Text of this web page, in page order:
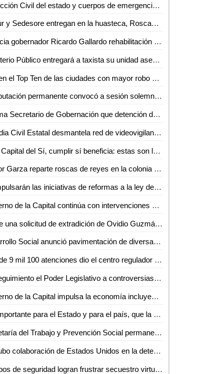
Protección Civil del estado y cuerpos de emergencia atienden accidente en la carretera 57
Sectur y Sedesore entregan en la huasteca, Roscas de Reyes enviadas por el gobernador
Anuncia gobernador Ricardo Gallardo rehabilitación de avenida seminario y encapsulamiento de canal de aguas negras
Ministerio Público entregará a taxista su unidad asegurada
SLP en el Top Ten de las ciudades con mayor robo de autos
La diputación permanente convocó a sesión solemne el próximo 12 de enero para conmemorar el centenario de la Universidad Autónoma de San Luis Potosí
Informa Secretario de Gobernación que detención de Ovidio "N" fue en flagrancia por varios delitos
Guardia Civil Estatal desmantela red de videovigilancia criminal en Tamasopo
En la Capital del Sí, cumplir sí beneficia: estas son las múltiples opciones para pagar tu predial 2023
Néstor Garza reparte roscas de reyes en la colonia Real Campestre
Se impulsarán las iniciativas de reformas a la ley de movilidad del estado, la ley de participación ciudadana y la reforma integral a la ASE
Gobierno de la Capital continúa con intervenciones en monumentos y mobiliario urbano del Centro Histórico
Existe una solicitud de extradición de Ovidio Guzmán a Estados Unidos: Marcelo Ebrard
Desarrollo Social anunció pavimentación de diversas calles y mejoramiento de luminarias en Ciudad Valles
Más de 9 mil 100 atenciones dio el centro regulador de urgencias médicas (CRUM) en 2022
Da seguimiento el Poder Legislativo a controversias sobre la ley electoral presentadas en la Suprema Corte de Justicia de la Nación
Gobierno de la Capital impulsa la economía incluyente, para personas en situación vulnerable
"Es importante para el Estado y para el país, que la UASLP cumpla 100 años de vida autónoma y productiva": Dr. Alejandro Javier Zermeño Guerra
Secretaría del Trabajo y Prevención Social permanece en funcionamiento: Lorenzo Estrada
No hubo colaboración de Estados Unidos en la detención de Ovidio Guzmán: AMLO
Cuerpos de seguridad logran frustrar secuestro virtual en Rioverde